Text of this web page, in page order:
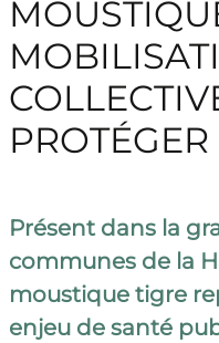
Présent dans la
communes de la
moustique tigre
enjeu de santé